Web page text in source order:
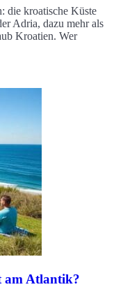
die kroatische Küste
Adria, dazu mehr als
Kroatien. Wer
am Atlantik?